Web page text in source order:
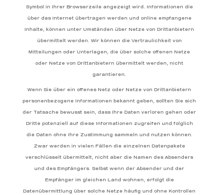
Symbol in Ihrer Browserzeile angezeigt wird. Informationen die
über das Internet übertragen werden und online empfangene
Inhalte, können unter Umständen über Netze von Drittanbietern
übermittelt werden. Wir können die Vertraulichkeit von
Mitteilungen oder Unterlagen, die über solche offenen Netze
oder Netze von Drittanbietern übermittelt werden, nicht
garantieren.
Wenn Sie über ein offenes Netz oder Netze von Drittanbietern
personenbezogene Informationen bekannt geben, sollten Sie sich
der Tatsache bewusst sein, dass Ihre Daten verloren gehen oder
Dritte potenziell auf diese Informationen zugreifen und folglich
die Daten ohne Ihre Zustimmung sammeln und nutzen können.
Zwar werden in vielen Fällen die einzelnen Datenpakete
verschlüsselt übermittelt, nicht aber die Namen des Absenders
und des Empfängers. Selbst wenn der Absender und der
Empfänger im gleichen Land wohnen, erfolgt die
Datenübermittlung über solche Netze häufig und ohne Kontrollen